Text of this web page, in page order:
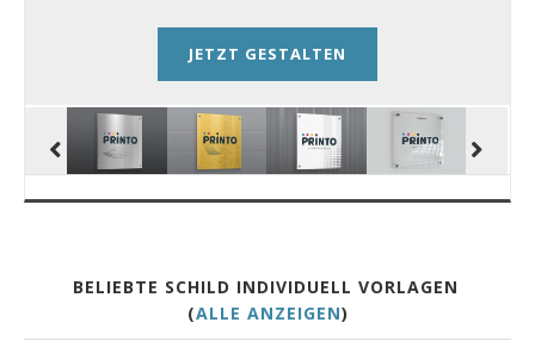
JETZT GESTALTEN
BELIEBTE SCHILD INDIVIDUELL VORLAGEN
(ALLE ANZEIGEN)